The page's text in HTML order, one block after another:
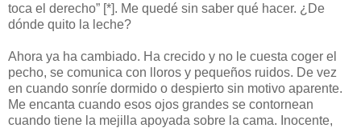
toca el derecho” [*]. Me quedé sin saber qué hacer. ¿De
dónde quito la leche?
Ahora ya ha cambiado. Ha crecido y no le cuesta coger el
pecho, se comunica con lloros y pequeños ruidos. De vez
en cuando sonríe dormido o despierto sin motivo aparente.
Me encanta cuando esos ojos grandes se contornean
cuando tiene la mejilla apoyada sobre la cama. Inocente,